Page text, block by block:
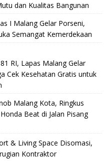
dan Kualitas Bangunan
I Malang Gelar Porseni,
Semangat Kemerdekaan
RI, Lapas Malang Gelar
Cek Kesehatan Gratis untuk
Malang Kota, Ringkus
Beat di Jalan Pisang
& Living Space Disomasi,
Kontraktor